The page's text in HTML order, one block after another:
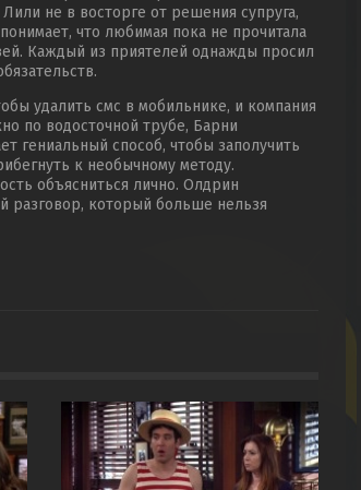
не в восторге от решения супруга,
что любимая пока не прочитала
Каждый из приятелей однажды просил
удалить смс в мобильнике, и компания
по водосточной трубе, Барни
гениальный способ, чтобы заполучить
к необычному методу.
объясниться лично. Олдрин
разговор, который больше нельзя